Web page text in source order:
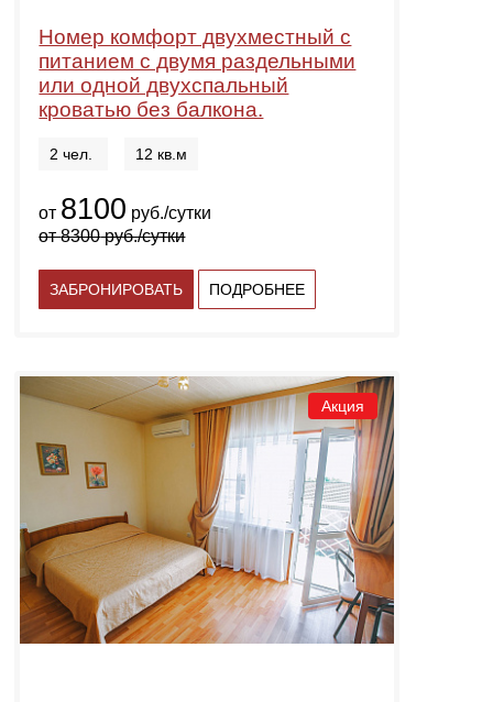
Номер комфорт двухместный с
питанием с двумя раздельными
или одной двухспальный
кроватью без балкона.
2 чел. 12 кв.м
от 8100 руб./сутки
от8300руб./сутки
ЗАБРОНИРОВАТЬ ПОДРОБНЕЕ
Акция